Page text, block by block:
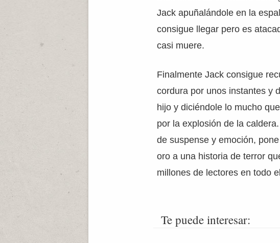
Jack apuñalándole en la
consigue llegar pero es
casi muere.
Finalmente Jack consigue
cordura por unos instantes y
hijo y diciéndole lo mucho
por la explosión de la
de suspense y emoción,
oro a una historia de terror
millones de lectores en todo
Te puede interesar: